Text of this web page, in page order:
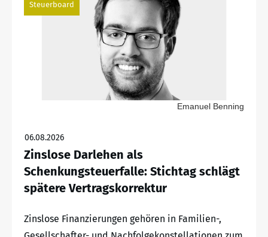
Steuerboard
Emanuel Benning
06.08.2026
Zinslose Darlehen als
Schenkungsteuerfalle: Stichtag schlägt
spätere Vertragskorrektur
Zinslose Finanzierungen gehören in Familien-,